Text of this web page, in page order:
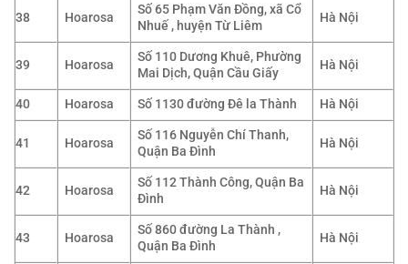
38 Hoarosa
Số 65 Phạm Văn Đồng, xã Cổ
Nhuế , huyện Từ Liêm
Hà Nội
39 Hoarosa
Số 110 Dương Khuê, Phường
Mai Dịch, Quận Cầu Giấy
Hà Nội
40 Hoarosa Số 1130 đường Đê la Thành Hà Nội
41 Hoarosa
Số 116 Nguyễn Chí Thanh,
Quận Ba Đình
Hà Nội
42 Hoarosa
Số 112 Thành Công, Quận Ba
Đình
Hà Nội
43 Hoarosa
Số 860 đường La Thành ,
Quận Ba Đình
Hà Nội